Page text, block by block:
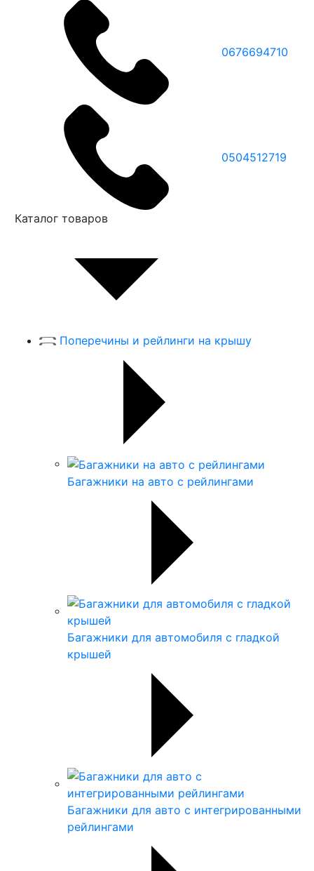
0676694710
0504512719
Каталог товаров
Поперечины и рейлинги на крышу
Багажники на авто с рейлингами
Багажники для автомобиля с гладкой
крышей
Багажники для авто с интегрированными
рейлингами